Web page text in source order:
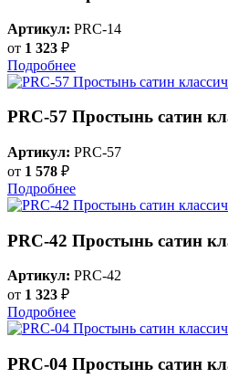
Артикул: PRC-14
от 1 323 ₽
Подробнее
PRC-57 Простынь сатин
Артикул: PRC-57
от 1 578 ₽
Подробнее
PRC-42 Простынь сатин
Артикул: PRC-42
от 1 323 ₽
Подробнее
PRC-04 Простынь сатин